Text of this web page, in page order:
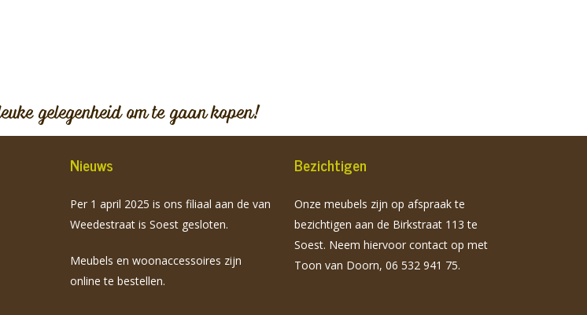
gelegenheid om te gaan kopen!
Nieuws
Per 1 april 2025 is ons filiaal aan de van
Weedestraat is Soest gesloten.
Meubels en woonaccessoires zijn
online te bestellen.
Bezichtigen
Onze meubels zijn op afspraak te
bezichtigen aan de Birkstraat 113 te
Soest. Neem hiervoor contact op met
Toon van Doorn, 06 532 941 75.